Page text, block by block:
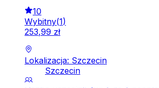
10
Wybitny(1)
253,99 zł
Lokalizacja: Szczecin
Szczecin